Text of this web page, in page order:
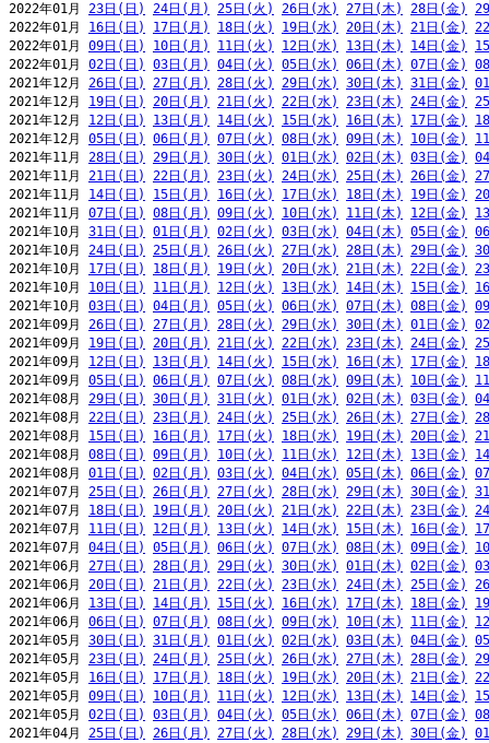
2022年01月 23日(日) 24日(月) 25日(火) 26日(水) 27日(木) 28日(金)
2022年01月 16日(日) 17日(月) 18日(火) 19日(水) 20日(木) 21日(金)
2022年01月 09日(日) 10日(月) 11日(火) 12日(水) 13日(木) 14日(金)
2022年01月 02日(日) 03日(月) 04日(火) 05日(水) 06日(木) 07日(金)
2021年12月 26日(日) 27日(月) 28日(火) 29日(水) 30日(木) 31日(金)
2021年12月 19日(日) 20日(月) 21日(火) 22日(水) 23日(木) 24日(金)
2021年12月 12日(日) 13日(月) 14日(火) 15日(水) 16日(木) 17日(金)
2021年12月 05日(日) 06日(月) 07日(火) 08日(水) 09日(木) 10日(金)
2021年11月 28日(日) 29日(月) 30日(火) 01日(水) 02日(木) 03日(金)
2021年11月 21日(日) 22日(月) 23日(火) 24日(水) 25日(木) 26日(金)
2021年11月 14日(日) 15日(月) 16日(火) 17日(水) 18日(木) 19日(金)
2021年11月 07日(日) 08日(月) 09日(火) 10日(水) 11日(木) 12日(金)
2021年10月 31日(日) 01日(月) 02日(火) 03日(水) 04日(木) 05日(金)
2021年10月 24日(日) 25日(月) 26日(火) 27日(水) 28日(木) 29日(金)
2021年10月 17日(日) 18日(月) 19日(火) 20日(水) 21日(木) 22日(金)
2021年10月 10日(日) 11日(月) 12日(火) 13日(水) 14日(木) 15日(金)
2021年10月 03日(日) 04日(月) 05日(火) 06日(水) 07日(木) 08日(金)
2021年09月 26日(日) 27日(月) 28日(火) 29日(水) 30日(木) 01日(金)
2021年09月 19日(日) 20日(月) 21日(火) 22日(水) 23日(木) 24日(金)
2021年09月 12日(日) 13日(月) 14日(火) 15日(水) 16日(木) 17日(金)
2021年09月 05日(日) 06日(月) 07日(火) 08日(水) 09日(木) 10日(金)
2021年08月 29日(日) 30日(月) 31日(火) 01日(水) 02日(木) 03日(金)
2021年08月 22日(日) 23日(月) 24日(火) 25日(水) 26日(木) 27日(金)
2021年08月 15日(日) 16日(月) 17日(火) 18日(水) 19日(木) 20日(金)
2021年08月 08日(日) 09日(月) 10日(火) 11日(水) 12日(木) 13日(金)
2021年08月 01日(日) 02日(月) 03日(火) 04日(水) 05日(木) 06日(金)
2021年07月 25日(日) 26日(月) 27日(火) 28日(水) 29日(木) 30日(金)
2021年07月 18日(日) 19日(月) 20日(火) 21日(水) 22日(木) 23日(金)
2021年07月 11日(日) 12日(月) 13日(火) 14日(水) 15日(木) 16日(金)
2021年07月 04日(日) 05日(月) 06日(火) 07日(水) 08日(木) 09日(金)
2021年06月 27日(日) 28日(月) 29日(火) 30日(水) 01日(木) 02日(金)
2021年06月 20日(日) 21日(月) 22日(火) 23日(水) 24日(木) 25日(金)
2021年06月 13日(日) 14日(月) 15日(火) 16日(水) 17日(木) 18日(金)
2021年06月 06日(日) 07日(月) 08日(火) 09日(水) 10日(木) 11日(金)
2021年05月 30日(日) 31日(月) 01日(火) 02日(水) 03日(木) 04日(金)
2021年05月 23日(日) 24日(月) 25日(火) 26日(水) 27日(木) 28日(金)
2021年05月 16日(日) 17日(月) 18日(火) 19日(水) 20日(木) 21日(金)
2021年05月 09日(日) 10日(月) 11日(火) 12日(水) 13日(木) 14日(金)
2021年05月 02日(日) 03日(月) 04日(火) 05日(水) 06日(木) 07日(金)
2021年04月 25日(日) 26日(月) 27日(火) 28日(水) 29日(木) 30日(金)